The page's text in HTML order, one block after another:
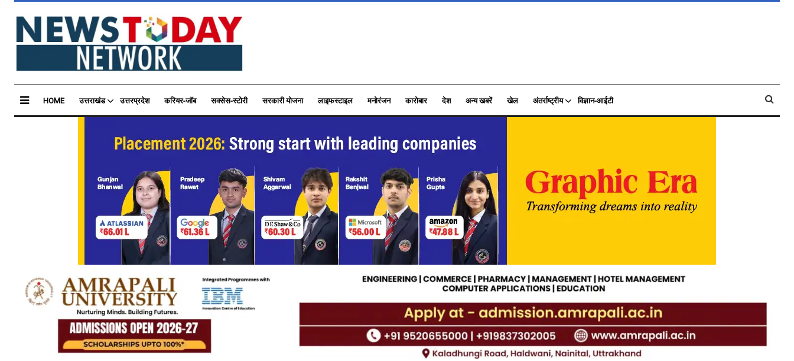
HOME उत्तराखंड उत्तरप्रदेश करियर-जॉब सक्सेस-स्टोरी सरकारी योजना लाइफस्टाइल मनोरंजन कारोबार देश अन्य खबरें खेल अंतर्राष्ट्रीय विज्ञान-आईटी